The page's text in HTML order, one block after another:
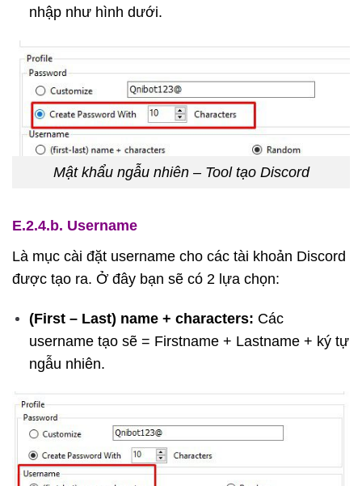
nhập như hình dưới.
Mật khẩu ngẫu nhiên – Tool tạo Discord
E.2.4.b. Username
Là mục cài đặt username cho các tài khoản Discord
được tạo ra. Ở đây bạn sẽ có 2 lựa chọn:
(First – Last) name + characters: Các
username tạo sẽ = Firstname + Lastname + ký tự
ngẫu nhiên.